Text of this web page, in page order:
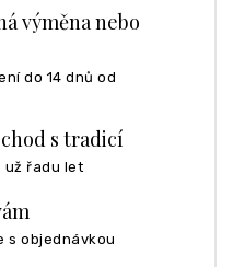
výměna nebo
do 14 dnů od
s tradicí
už řadu let
s objednávkou